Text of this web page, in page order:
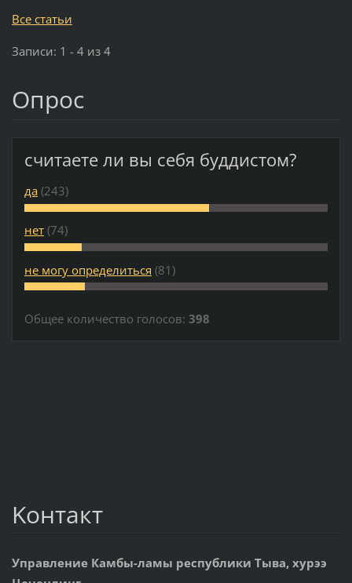
Все статьи
Записи: 1 - 4 из 4
Опрос
считаете ли вы себя буддистом?
да (243)
нет (74)
не могу определиться (81)
Общее количество голосов: 398
Koнтакт
Управление Камбы-ламы республики Тыва, хурээ